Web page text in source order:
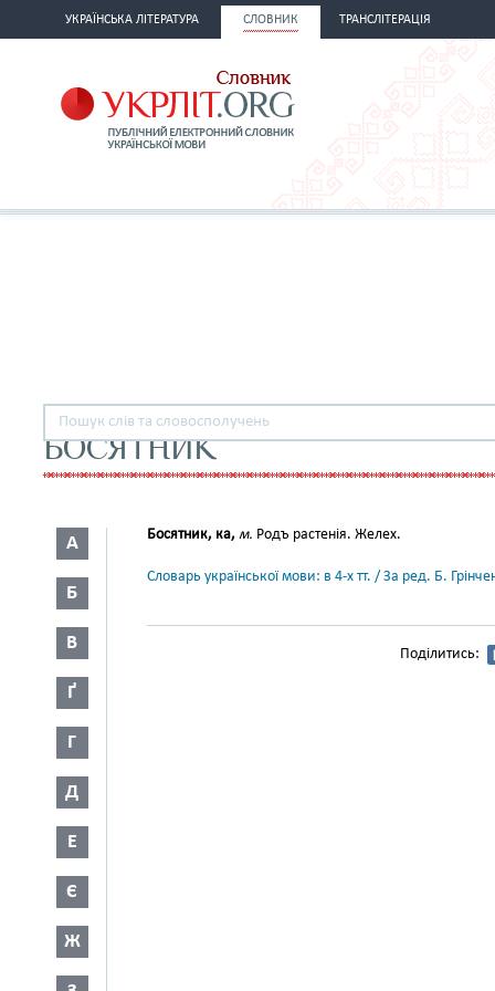
УКРАЇНСЬКА ЛІТЕРАТУРА СЛОВНИК ТРАНСЛІТЕРАЦІЯ
БОСЯТНИК
А
Б
В
Ґ
Г
Д
Е
Є
Ж
Босятник, ка, м. Родъ растенія. Желех.
Словарь української мови: в 4-х тт. / За ред. Б.
Поділитись: